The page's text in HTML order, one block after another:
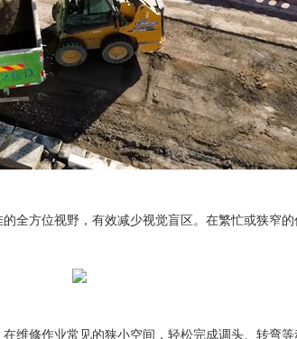
全方位视野，有效减少视觉盲区。在繁忙或狭窄
维修作业常见的狭小空间，轻松完成调头、转弯